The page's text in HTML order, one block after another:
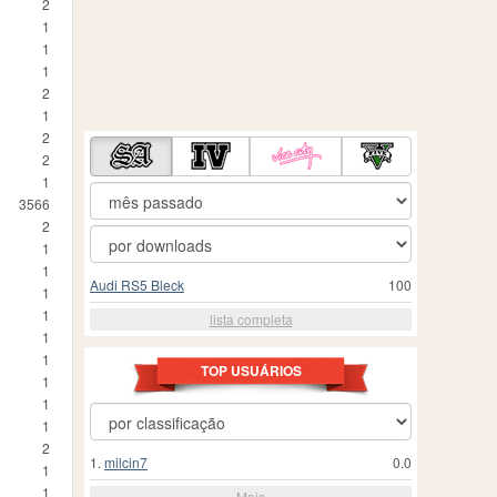
2
1
1
1
2
1
2
2
1
3566
2
1
1
1
1
1
1
1
1
1
2
1
1
100
Audi RS5 Bleck
lista completa
TOP USUÁRIOS
0.0
1. milcin7